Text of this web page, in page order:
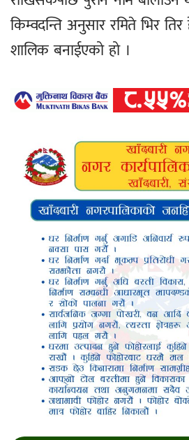
किम्वदन्ति अनुसार रमिते भिर
शालिक बनाईएको हो ।